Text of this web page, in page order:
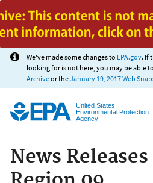
Jump to main
We've made some changes to EPA.gov. If
looking for is not here, you may be able
Archiveor theJanuary 19, 2017 Web
United States
Environmental Protection
Agency
News